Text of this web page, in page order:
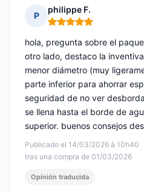
P
philippe F.
Nota: 5 de 5
Publicado el 14/03/2026 à 10h40
tras una compra de 01/03/2026
hola, pregunta sobre el
otro lado, destaco la
menor diámetro (muy
parte inferior para ahorrar
seguridad de no ver
se llena hasta el borde de
superior. buenos consejos
Opinión traducida